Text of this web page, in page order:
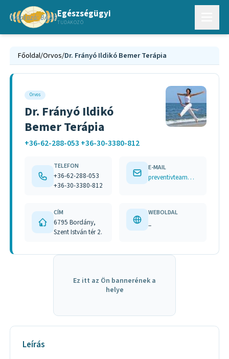
Egészségügyi
TUDAKOZÓ
Főoldal/Orvos/Dr. Frányó Ildikó Bemer Terápia
Orvos
Dr. Frányó Ildikó
Bemer Terápia
+36-62-288-053 +36-30-3380-812
TELEFON
+36-62-288-053
+36-30-3380-812
E-MAIL
preventivteam@freemail.hu
CÍM
6795 Bordány,
Szent István tér 2.
WEBOLDAL
–
Ez itt az Ön bannerének a
helye
Leírás